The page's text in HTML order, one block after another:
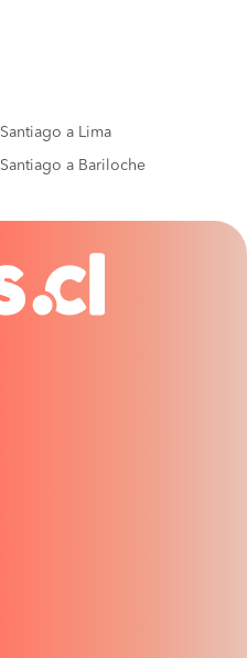
Santiago a Lima
Santiago a Bariloche